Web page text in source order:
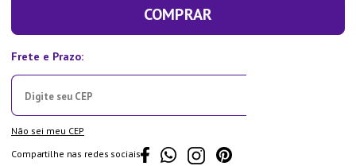
COMPRAR
Não sei meu CEP
Compartilhe nas redes sociais